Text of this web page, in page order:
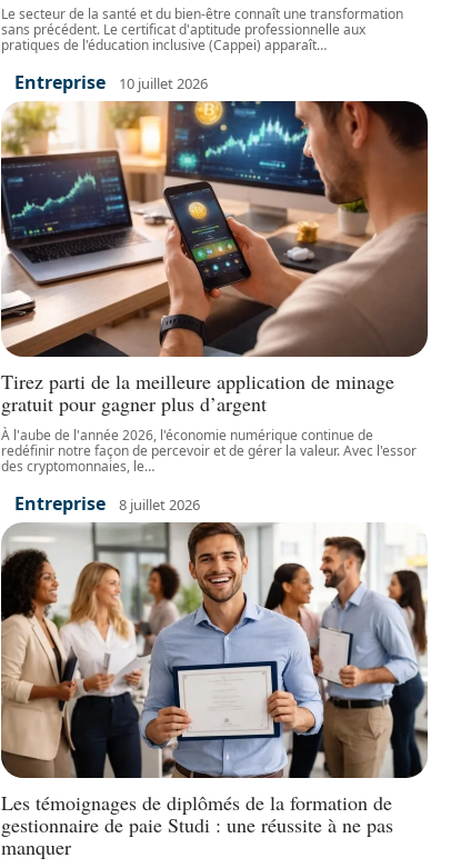
Le secteur de la santé et du bien-être connaît une transformation
sans précédent. Le certificat d'aptitude professionnelle aux
pratiques de l'éducation inclusive (Cappei) apparaît…
Entreprise 10 juillet 2026
Tirez parti de la meilleure application de minage
gratuit pour gagner plus d’argent
À l'aube de l'année 2026, l'économie numérique continue de
redéfinir notre façon de percevoir et de gérer la valeur. Avec l'essor
des cryptomonnaies, le…
Entreprise 8 juillet 2026
Les témoignages de diplômés de la formation de
gestionnaire de paie Studi : une réussite à ne pas
manquer